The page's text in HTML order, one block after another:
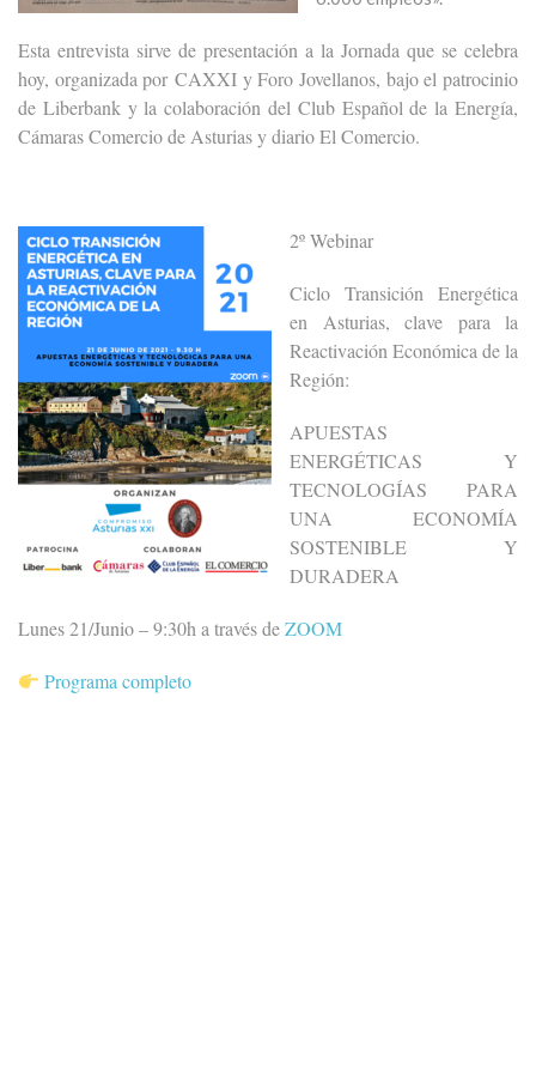
Esta entrevista sirve de presentación a la Jornada que se celebra
hoy, organizada por CAXXI y Foro Jovellanos, bajo el patrocinio
de Liberbank y la colaboración del Club Español de la Energía,
Cámaras Comercio de Asturias y diario El Comercio.
2º Webinar
Ciclo Transición Energética
en Asturias, clave para la
Reactivación Económica de la
Región:
APUESTAS
ENERGÉTICAS Y
TECNOLOGÍAS PARA
UNA ECONOMÍA
SOSTENIBLE Y
DURADERA
Lunes 21/Junio – 9:30h a través deZOOM
Programa completo